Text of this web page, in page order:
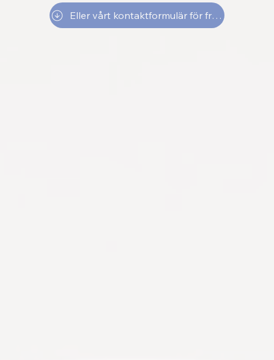
Eller vårt kontaktformulär för frågor och svar via e-post